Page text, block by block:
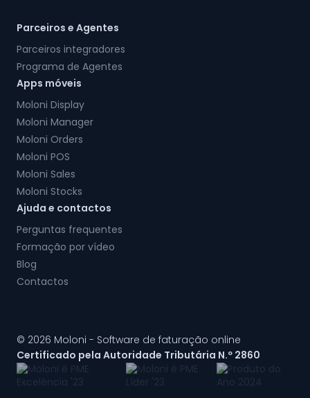
Parceiros e Agentes
Parceiros integradores
Programa de Agentes
Apps móveis
Moloni Display
Moloni Manager
Moloni Orders
Moloni POS
Moloni Sales
Moloni Stocks
Ajuda e contactos
Perguntas frequentes
Formação por vídeo
Blog
Contactos
© 2026 Moloni - Software de faturação online
Certificado pela Autoridade Tributária N.º 2860